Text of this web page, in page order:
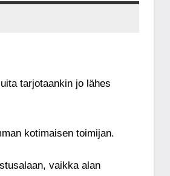
tarjotaankin jo lähes
kotimaisen toimijan.
vaikka alan